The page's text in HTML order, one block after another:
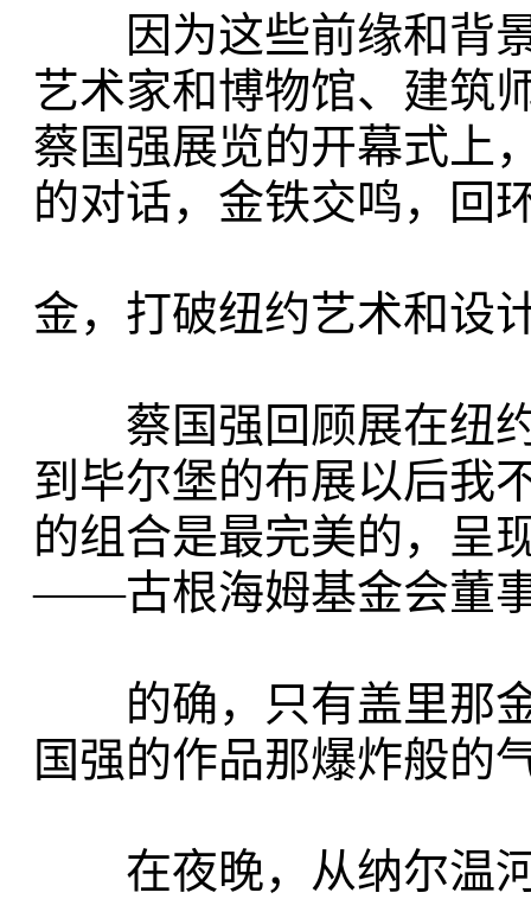
因为这些前缘和背景
艺术家和博物馆、建
蔡国强展览的开幕式上
的对话，金铁交鸣，回
金，打破纽约艺术和设
蔡国强回顾展在纽约
到毕尔堡的布展以后我
的组合是最完美的，呈
——古根海姆基金会董
的确，只有盖里那金
国强的作品那爆炸般的
在夜晚，从纳尔温河